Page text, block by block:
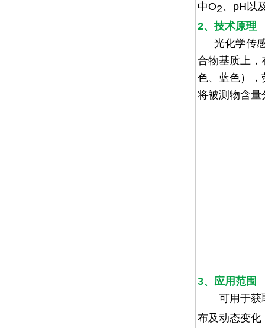
中O2、 pH以
2、技术原理
光化学传
合物基质上，
色、蓝色），
将被测物含量
3、应用范围
可用于获取
布及动态变化